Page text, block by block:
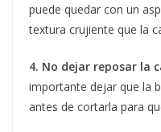
puede quedar con un
textura crujiente que la
4. No dejar reposar la
importante dejar que la
antes de cortarla para